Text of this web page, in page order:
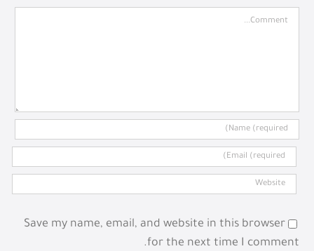
Comment
Save my name, email, and website in this browser
for the next time I comment.